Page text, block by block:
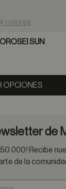
4 colores
SUN
OPCIONES
de
Recibe
de la